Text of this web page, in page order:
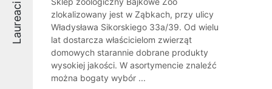
Laureaci
zlokalizowany jest w Ząbkach, przy ulicy
Władysława Sikorskiego 33a/39. Od wielu
lat dostarcza właścicielom zwierząt
domowych starannie dobrane produkty
wysokiej jakości. W asortymencie znaleźć
można bogaty wybór ...